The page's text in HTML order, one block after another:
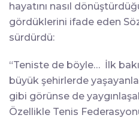
hayatını nasıl
gördüklerini ifade eden
sürdürdü:
“Teniste de böyle… İlk
büyük şehirlerde
gibi görünse de
Özellikle Tenis